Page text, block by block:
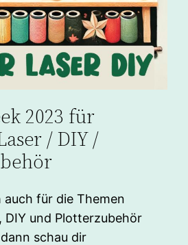
2023 für
/ DIY /
auch für die Themen
DIY und Plotterzubehör
schau dir